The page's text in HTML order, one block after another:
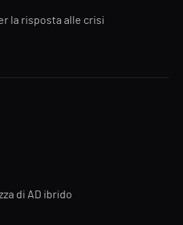
la risposta alle crisi
di AD ibrido